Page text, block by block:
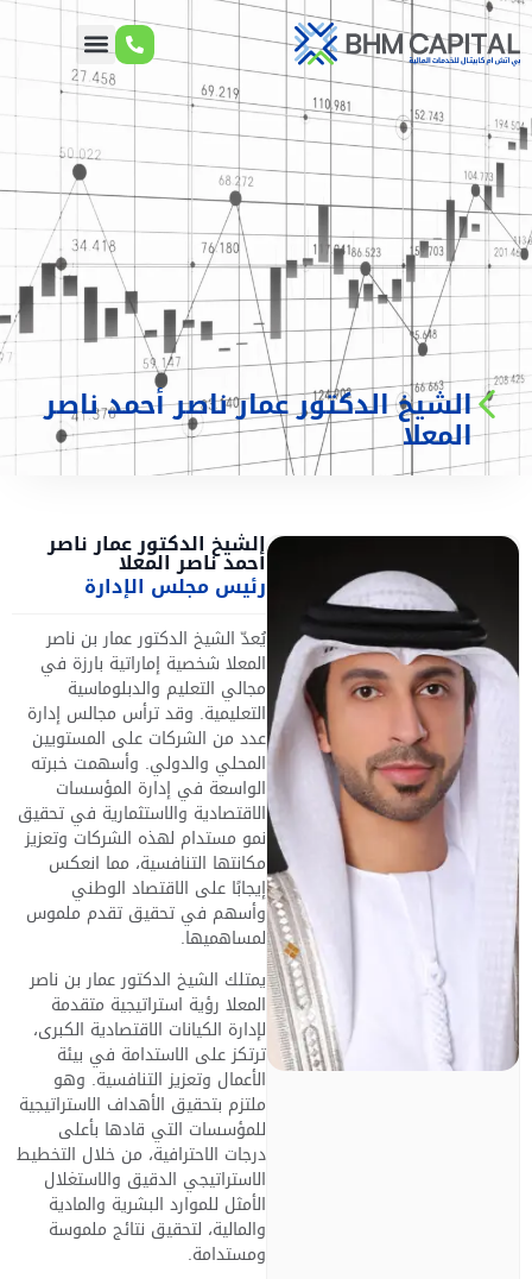
الشيخ الدكتور عمار ناصر أحمد ناصر
المعلا
الشيخ الدكتور عمار ناصر
أحمد ناصر المعلا
رئيس مجلس الإدارة
يُعدّ الشيخ الدكتور عمار بن ناصر
المعلا شخصية إماراتية بارزة في
مجالي التعليم والدبلوماسية
التعليمية. وقد ترأس مجالس إدارة
عدد من الشركات على المستويين
المحلي والدولي. وأسهمت خبرته
الواسعة في إدارة المؤسسات
الاقتصادية والاستثمارية في تحقيق
نمو مستدام لهذه الشركات وتعزيز
مكانتها التنافسية، مما انعكس
إيجابًا على الاقتصاد الوطني
وأسهم في تحقيق تقدم ملموس
لمساهميها.
يمتلك الشيخ الدكتور عمار بن ناصر
المعلا رؤية استراتيجية متقدمة
لإدارة الكيانات الاقتصادية الكبرى،
ترتكز على الاستدامة في بيئة
الأعمال وتعزيز التنافسية. وهو
ملتزم بتحقيق الأهداف الاستراتيجية
للمؤسسات التي قادها بأعلى
درجات الاحترافية، من خلال التخطيط
الاستراتيجي الدقيق والاستغلال
الأمثل للموارد البشرية والمادية
والمالية، لتحقيق نتائج ملموسة
ومستدامة.